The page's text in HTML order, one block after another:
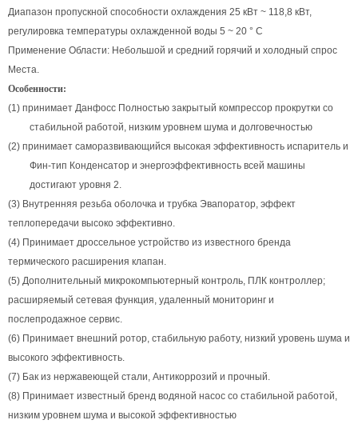
Диапазон пропускной способности охлаждения 25 кВт ~ 118,8 кВт,
регулировка температуры охлажденной воды 5 ~ 20 ° C
Применение Области: Небольшой и средний горячий и холодный спрос
Места.
Особенности:
(1) принимает Данфосс Полностью закрытый компрессор прокрутки со
стабильной работой, низким уровнем шума и долговечностью
(2) принимает саморазвивающийся высокая эффективность испаритель и
Фин-тип Конденсатор и энергоэффективность всей машины
достигают уровня 2.
(3) Внутренняя резьба оболочка и трубка Эвапоратор, эффект
теплопередачи высоко эффективно.
(4) Принимает дроссельное устройство из известного бренда
термического расширения клапан.
(5) Дополнительный микрокомпьютерный контроль, ПЛК контроллер;
расширяемый сетевая функция, удаленный мониторинг и
послепродажное сервис.
(6) Принимает внешний ротор, стабильную работу, низкий уровень шума и
высокого эффективность.
(7) Бак из нержавеющей стали, Антикоррозий и прочный.
(8) Принимает известный бренд водяной насос со стабильной работой,
низким уровнем шума и высокой эффективностью